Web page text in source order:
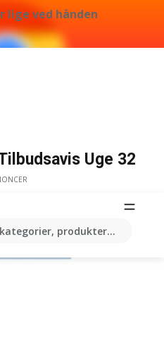
lige ved hånden
produkter...
Uge 32